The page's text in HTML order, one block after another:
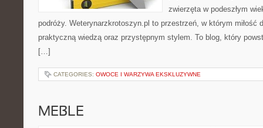
zwierzęta w podeszłym
podróży. Weterynarzkrotoszyn.pl to przestrzeń, w którym miłość
praktyczną wiedzą oraz przystępnym stylem. To blog, który
[…]
CATEGORIES: OWOCE I WARZYWA EKSKLUZYWNE
MEBLE